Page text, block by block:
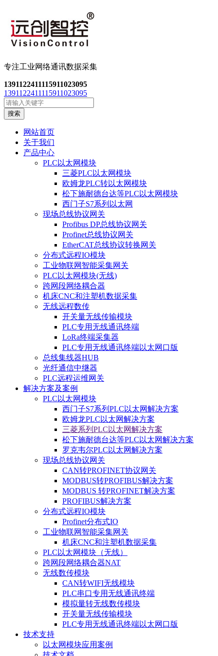
专注工业网络通讯数据采集
1391122411115911023095
1391122411115911023095
搜索
网站首页
关于我们
产品中心
PLC以太网模块
三菱PLC以太网模块
欧姆龙PLC转以太网模块
松下施耐德台达等PLC以太网模块
西门子S7系列以太网
现场总线协议网关
Profibus DP总线协议网关
Profinet总线协议网关
EtherCAT总线协议转换网关
分布式远程IO模块
工业物联网智能采集网关
PLC以太网模块(无线)
跨网段网络耦合器
机床CNC和注塑机数据采集
无线远程数传
开关量无线传输模块
PLC专用无线通讯终端
LoRa终端采集器
PLC专用无线通讯终端以太网口版
总线集线器HUB
光纤通信中继器
PLC远程运维网关
解决方案及案例
PLC以太网模块
西门子S7系列PLC以太网解决方案
欧姆龙PLC以太网解决方案
三菱系列PLC以太网解决方案
松下施耐德台达等PLC以太网解决方案
罗克韦尔PLC以太网解决方案
现场总线协议网关
CAN转PROFINET协议网关
MODBUS转PROFIBUS解决方案
MODBUS 转PROFINET解决方案
PROFIBUS解决方案
分布式远程IO模块
Profinet分布式IO
工业物联网智能采集网关
机床CNC和注塑机数据采集
PLC以太网模块（无线）
跨网段网络耦合器NAT
无线数传模块
CAN转WIFI无线模块
PLC串口专用无线通讯终端
模拟量转无线数传模块
开关量无线传输模块
PLC专用无线通讯终端以太网口版
技术支持
以太网模块应用案例